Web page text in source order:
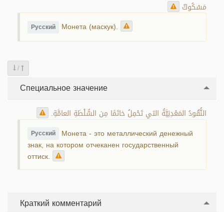
مَسْكُوكٌ
Русский Монета (маскук).
/
Специальное значение
النُّقُودُ المَعْدِنِيَّةُ التي تَحْمِلُ خاتَمًا مِن السُّلْطَةِ العامَّةِ.
Русский Монета - это металлический денежный
знак, на котором отчеканен государственный
оттиск.
Краткий комментарий